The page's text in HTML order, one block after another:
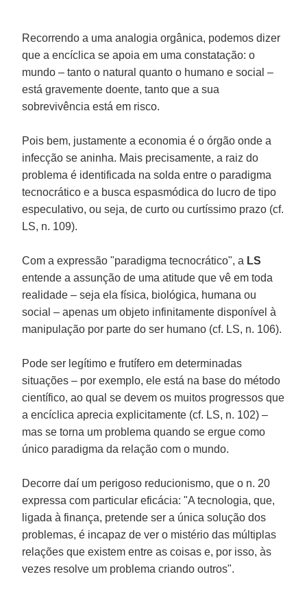
Recorrendo a uma analogia orgânica, podemos dizer
que a encíclica se apoia em uma constatação: o
mundo – tanto o natural quanto o humano e social –
está gravemente doente, tanto que a sua
sobrevivência está em risco.
Pois bem, justamente a economia é o órgão onde a
infecção se aninha. Mais precisamente, a raiz do
problema é identificada na solda entre o paradigma
tecnocrático e a busca espasmódica do lucro de tipo
especulativo, ou seja, de curto ou curtíssimo prazo (cf.
LS, n. 109).
Com a expressão "paradigma tecnocrático", a LS
entende a assunção de uma atitude que vê em toda
realidade – seja ela física, biológica, humana ou
social – apenas um objeto infinitamente disponível à
manipulação por parte do ser humano (cf. LS, n. 106).
Pode ser legítimo e frutífero em determinadas
situações – por exemplo, ele está na base do método
científico, ao qual se devem os muitos progressos que
a encíclica aprecia explicitamente (cf. LS, n. 102) –
mas se torna um problema quando se ergue como
único paradigma da relação com o mundo.
Decorre daí um perigoso reducionismo, que o n. 20
expressa com particular eficácia: "A tecnologia, que,
ligada à finança, pretende ser a única solução dos
problemas, é incapaz de ver o mistério das múltiplas
relações que existem entre as coisas e, por isso, às
vezes resolve um problema criando outros".